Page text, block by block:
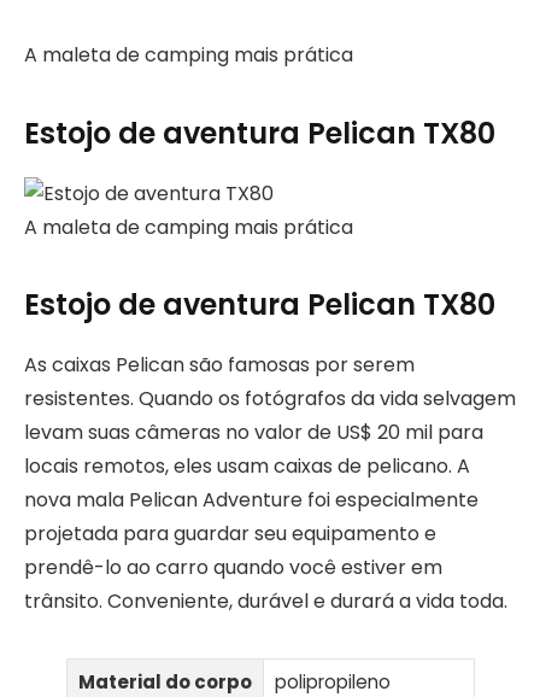
A maleta de camping mais prática
Estojo de aventura Pelican TX80
A maleta de camping mais prática
Estojo de aventura Pelican TX80
As caixas Pelican são famosas por serem
resistentes. Quando os fotógrafos da vida selvagem
levam suas câmeras no valor de US$ 20 mil para
locais remotos, eles usam caixas de pelicano. A
nova mala Pelican Adventure foi especialmente
projetada para guardar seu equipamento e
prendê-lo ao carro quando você estiver em
trânsito. Conveniente, durável e durará a vida toda.
Material do corpo
polipropileno